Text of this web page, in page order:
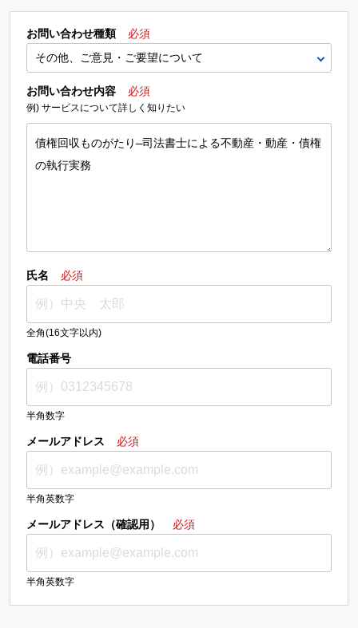
お問い合わせ種類 必須
お問い合わせ内容 必須
例) サービスについて詳しく知りたい
氏名 必須
全角(16文字以内)
電話番号
半角数字
メールアドレス 必須
半角英数字
メールアドレス（確認用） 必須
半角英数字